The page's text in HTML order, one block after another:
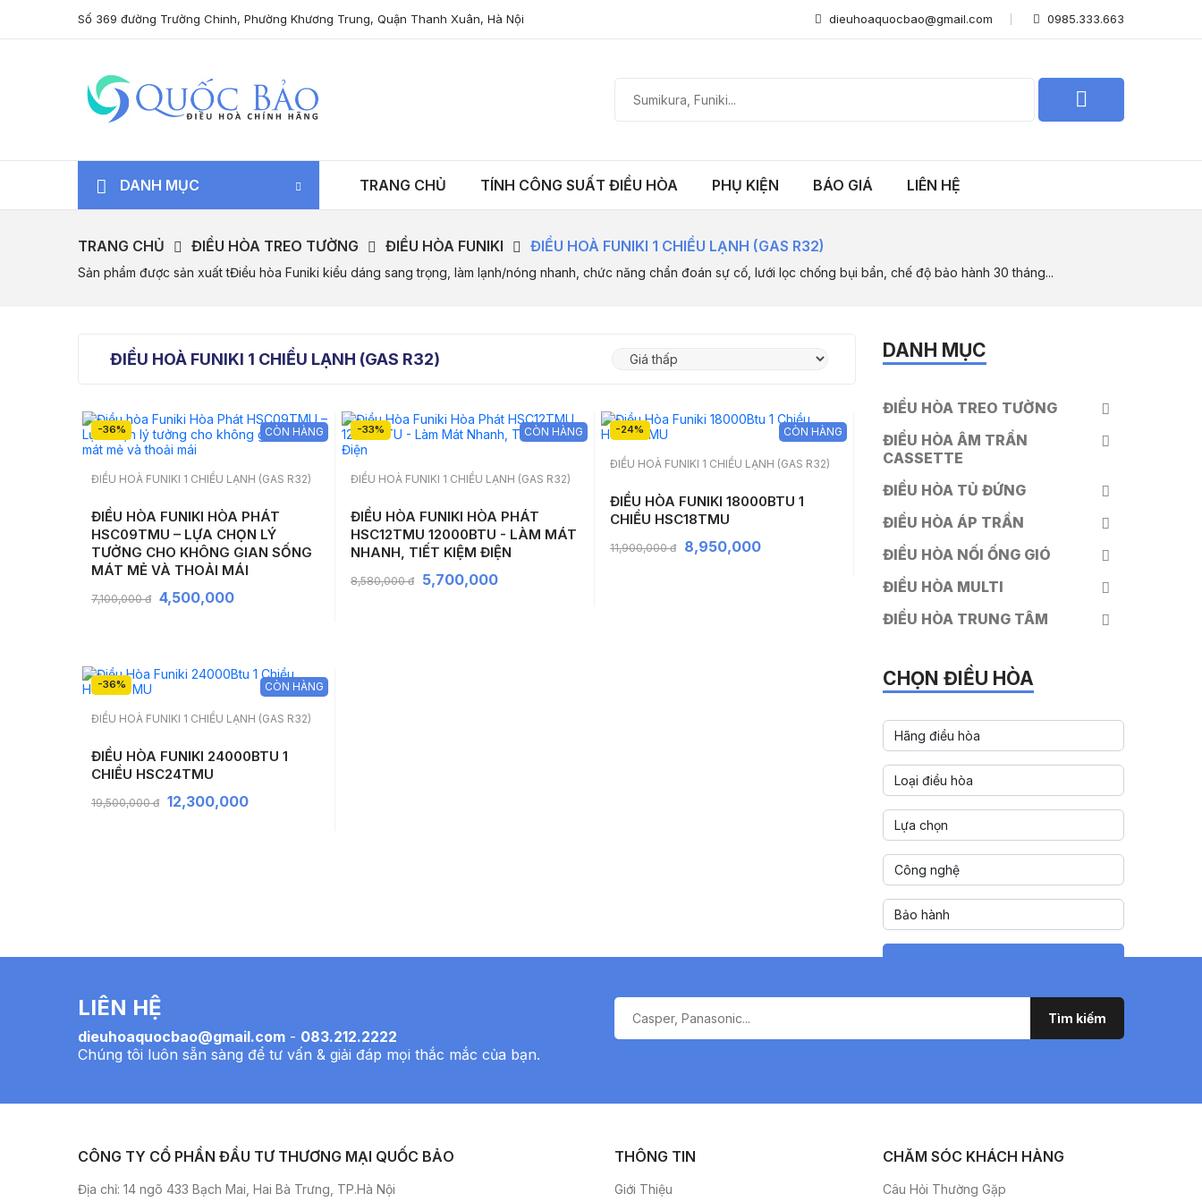
Số 369 đường Trường Chinh, Phường Khương Trung, Quận Thanh Xuân, Hà Nội dieuhoaquocbao@gmail.com 0985.333.663
DANH MỤC TRANG CHỦ TÍNH CÔNG SUẤT ĐIỀU HÒA PHỤ KIỆN BÁO GIÁ LIÊN HỆ
TRANG CHỦ ĐIỀU HÒA TREO TƯỜNG ĐIỀU HÒA FUNIKI ĐIỀU HOÀ FUNIKI 1 CHIỀU LẠNH (GAS R32)
Sản phẩm được sản xuất tĐiều hòa Funiki kiểu dáng sang trọng, làm lạnh/nóng nhanh, chức năng chẩn đoán sự cố, lưới lọc chống bụi bẩn, chế độ bảo hành 30 tháng...
ĐIỀU HOÀ FUNIKI 1 CHIỀU LẠNH (GAS R32)
-36%
ĐIỀU HOÀ FUNIKI 1 CHIỀU LẠNH (GAS R32)
ĐIỀU HÒA FUNIKI HÒA PHÁT
HSC09TMU – LỰA CHỌN LÝ
TƯỞNG CHO KHÔNG GIAN SỐNG
MÁT MẺ VÀ THOẢI MÁI
CÒN HÀNG
7,100,000 đ 4,500,000
-33%
ĐIỀU HOÀ FUNIKI 1 CHIỀU LẠNH (GAS R32)
ĐIỀU HÒA FUNIKI HÒA PHÁT
HSC12TMU 12000BTU - LÀM MÁT
NHANH, TIẾT KIỆM ĐIỆN
CÒN HÀNG
8,580,000 đ 5,700,000
-24%
ĐIỀU HOÀ FUNIKI 1 CHIỀU LẠNH (GAS R32)
ĐIỀU HÒA FUNIKI 18000BTU 1
CHIỀU HSC18TMU
CÒN HÀNG
11,900,000 đ 8,950,000
-36%
ĐIỀU HOÀ FUNIKI 1 CHIỀU LẠNH (GAS R32)
ĐIỀU HÒA FUNIKI 24000BTU 1
CHIỀU HSC24TMU
CÒN HÀNG
19,500,000 đ 12,300,000
DANH MỤC
ĐIỀU HÒA TREO TƯỜNG
ĐIỀU HÒA ÂM TRẦN
CASSETTE
ĐIỀU HÒA TỦ ĐỨNG
ĐIỀU HÒA ÁP TRẦN
ĐIỀU HÒA NỐI ỐNG GIÓ
ĐIỀU HÒA MULTI
ĐIỀU HÒA TRUNG TÂM
CHỌN ĐIỀU HÒA
LIÊN HỆ
dieuhoaquocbao@gmail.com - 083.212.2222
Chúng tôi luôn sẵn sàng để tư vấn & giải đáp mọi thắc mắc của bạn.
CÔNG TY CỔ PHẦN ĐẦU TƯ THƯƠNG MẠI QUỐC BẢO
Địa chỉ: 14 ngõ 433 Bạch Mai, Hai Bà Trưng, TP.Hà Nội
THÔNG TIN
Giới Thiệu
CHĂM SÓC KHÁCH HÀNG
Câu Hỏi Thường Gặp